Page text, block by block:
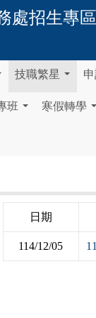
處招生專
技職繁星
班 寒假轉學
日期
114/12/05